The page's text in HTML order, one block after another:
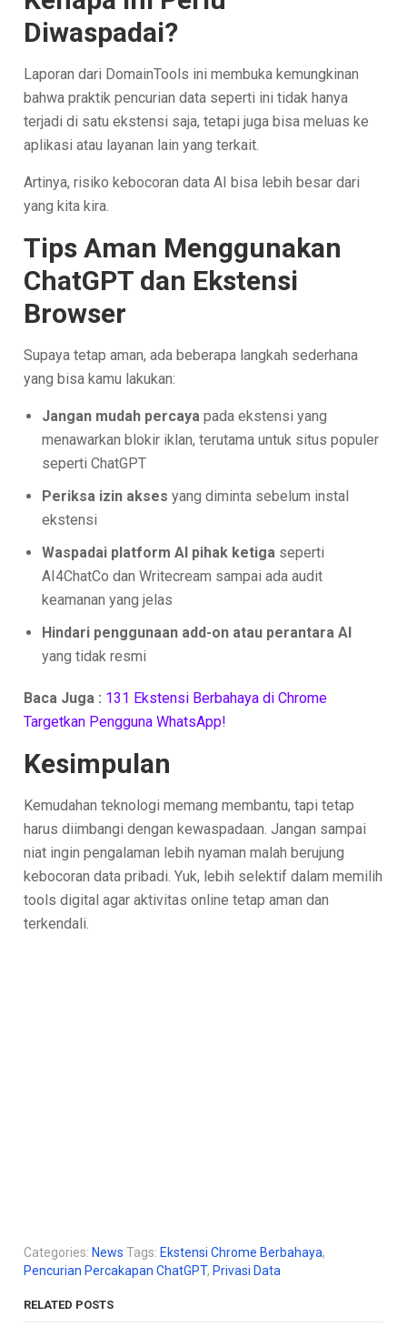
Diwaspadai?
Laporan dari DomainTools ini membuka kemungkinan
bahwa praktik pencurian data seperti ini tidak hanya
terjadi di satu ekstensi saja, tetapi juga bisa meluas ke
aplikasi atau layanan lain yang terkait.
Artinya, risiko kebocoran data AI bisa lebih besar dari
yang kita kira.
Tips Aman Menggunakan
ChatGPT dan Ekstensi
Browser
Supaya tetap aman, ada beberapa langkah sederhana
yang bisa kamu lakukan:
Jangan mudah percaya pada ekstensi yang
menawarkan blokir iklan, terutama untuk situs populer
seperti ChatGPT
Periksa izin akses yang diminta sebelum instal
ekstensi
Waspadai platform AI pihak ketiga seperti
AI4ChatCo dan Writecream sampai ada audit
keamanan yang jelas
Hindari penggunaan add-on atau perantara AI
yang tidak resmi
Baca Juga : 131 Ekstensi Berbahaya di Chrome
Targetkan Pengguna WhatsApp!
Kesimpulan
Kemudahan teknologi memang membantu, tapi tetap
harus diimbangi dengan kewaspadaan. Jangan sampai
niat ingin pengalaman lebih nyaman malah berujung
kebocoran data pribadi. Yuk, lebih selektif dalam memilih
tools digital agar aktivitas online tetap aman dan
terkendali.
Categories: News Tags: Ekstensi Chrome Berbahaya,
Pencurian Percakapan ChatGPT, Privasi Data
RELATED POSTS